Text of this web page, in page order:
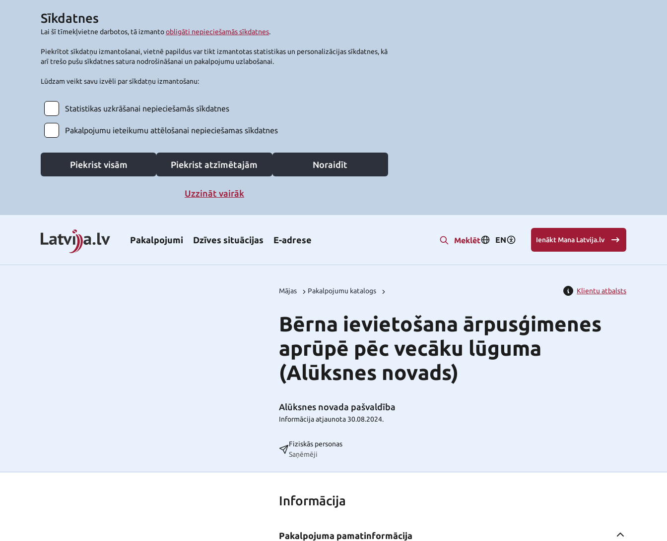
Sīkdatnes
Lai šī tīmekļvietne darbotos, tā izmantoobligāti nepieciešamās sīkdatnes.
Piekrītot sīkdatņu izmantošanai, vietnē papildus var tikt izmantotas statistikas un personalizācijas sīkdatnes, kā
arī trešo pušu sīkdatnes satura nodrošināšanai un pakalpojumu uzlabošanai.
Lūdzam veikt savu izvēli par sīkdatņu izmantošanu:
Statistikas uzkrāšanai nepieciešamās sīkdatnes
Pakalpojumu ieteikumu attēlošanai nepieciešamas sīkdatnes
Piekrist visām Piekrist atzīmētajām Noraidīt
Uzzināt vairāk
Pakalpojumi Dzīves situācijas E-adrese Meklēt EN Ienākt Mana Latvija.lv
Mājas Pakalpojumu katalogs Klientu atbalsts
Bērna ievietošana ārpusģimenes
aprūpē pēc vecāku lūguma
(Alūksnes novads)
Alūksnes novada pašvaldība
Informācija atjaunota 30.08.2024.
Fiziskās personas
Saņēmēji
Informācija
Pakalpojuma pamatinformācija